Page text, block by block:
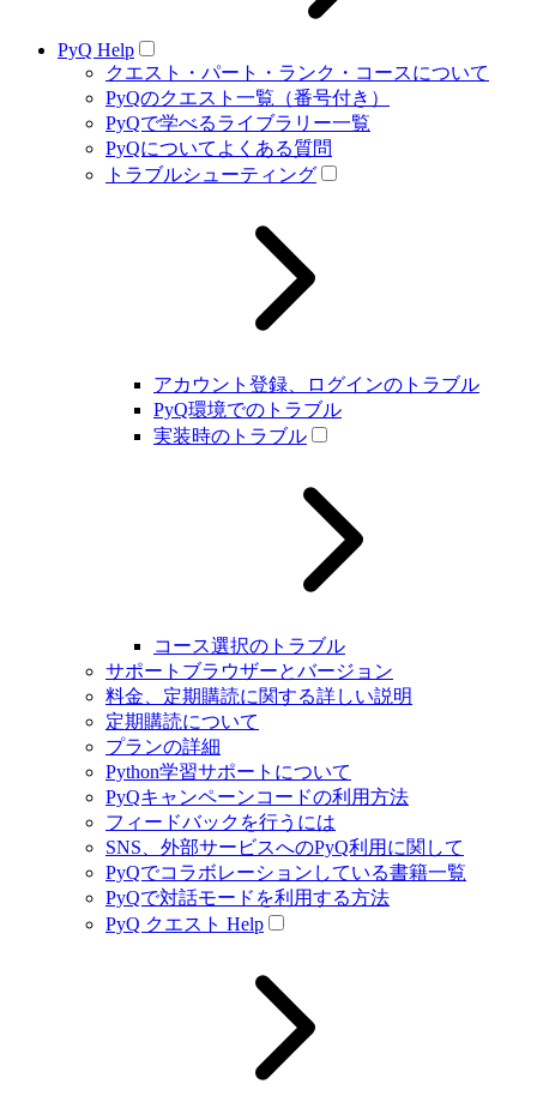
PyQ Help
クエスト・パート・ランク・コースについて
PyQのクエスト一覧（番号付き）
PyQで学べるライブラリー一覧
PyQについてよくある質問
トラブルシューティング
アカウント登録、ログインのトラブル
PyQ環境でのトラブル
実装時のトラブル
コース選択のトラブル
サポートブラウザーとバージョン
料金、定期購読に関する詳しい説明
定期購読について
プランの詳細
Python学習サポートについて
PyQキャンペーンコードの利用方法
フィードバックを行うには
SNS、外部サービスへのPyQ利用に関して
PyQでコラボレーションしている書籍一覧
PyQで対話モードを利用する方法
PyQ クエスト Help